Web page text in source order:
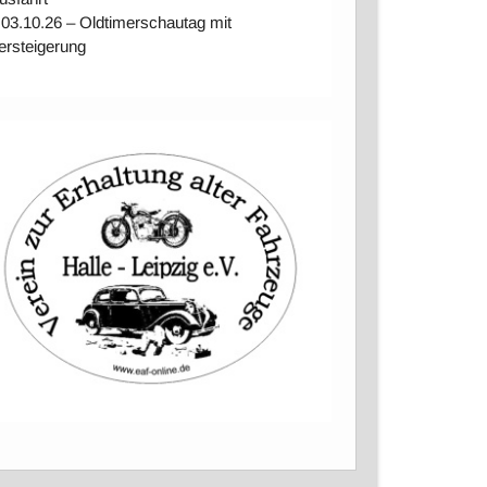
– Oldtimerschautag mit